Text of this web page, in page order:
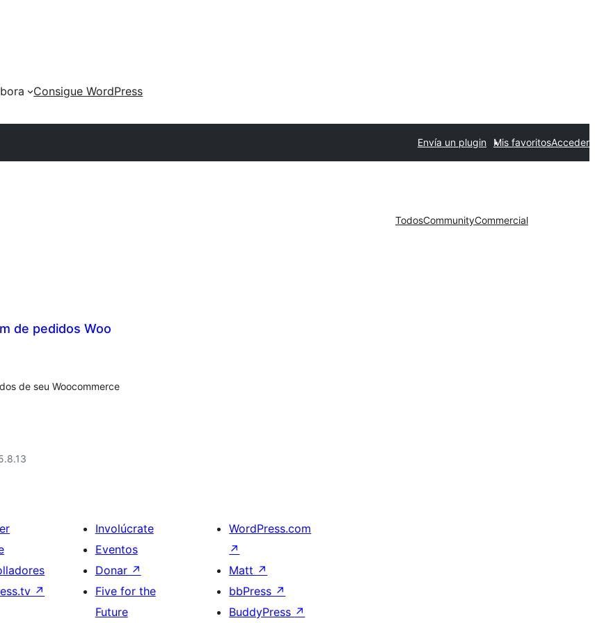
Consigue WordPress
Envía un plugin Mis favoritosAcceder
TodosCommunityCommercial
de pedidos Woo
de seu Woocommerce
↗
Involúcrate
Eventos
Donar ↗
Five for the
Future
WordPress.com
↗
Matt ↗
bbPress ↗
BuddyPress ↗